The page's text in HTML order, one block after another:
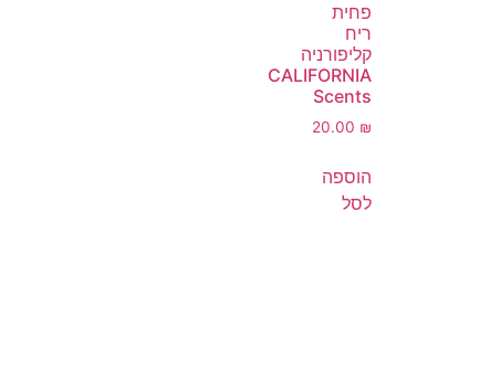
פחית
ריח
קליפורניה
CALIFORNIA
Scents
20.00 ₪
הוספה
לסל